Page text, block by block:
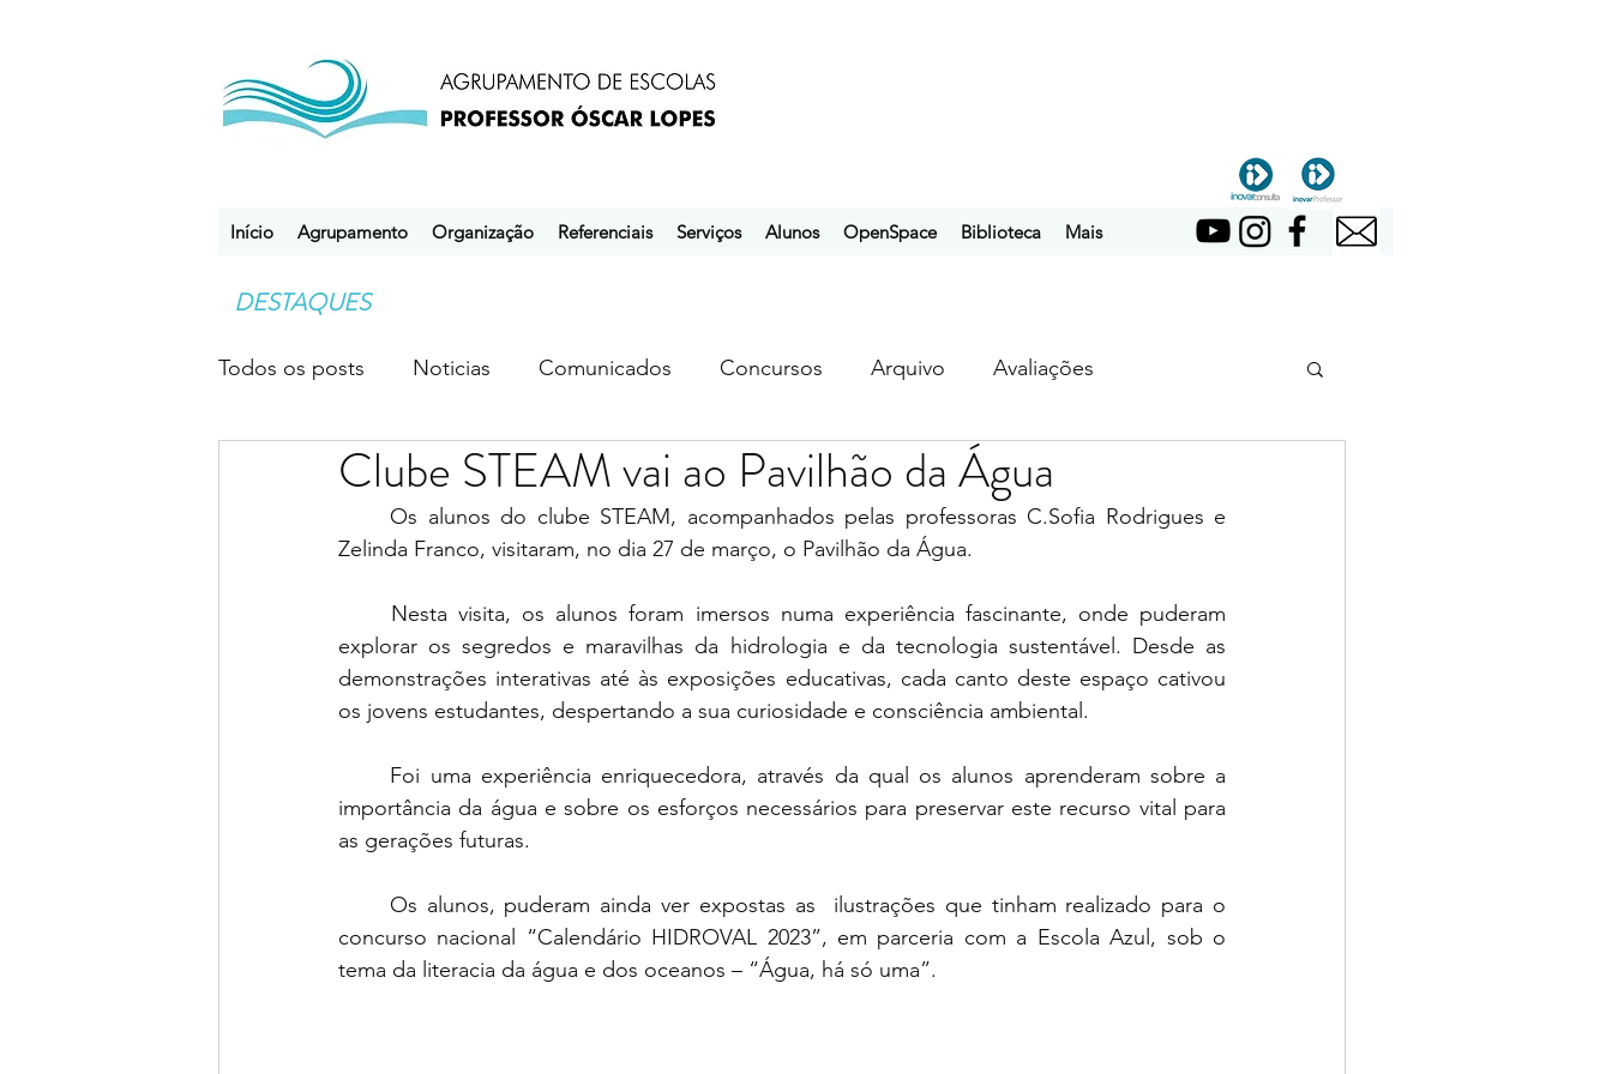
Início Agrupamento Organização Referenciais Serviços Alunos OpenSpace Biblioteca Mais
DESTAQUES
Todos os posts Noticias Comunicados Concursos Arquivo Avaliações
Desporto Escolar Clubes ebem ebpol ubuntu
Clube STEAM vai ao Pavilhão da Água
Zelinda Franco, visitaram, no dia 27 de março, o Pavilhão da Água.
explorar os segredos e maravilhas da hidrologia e da tecnologia sustentável. Desde as
demonstrações interativas até às exposições educativas, cada canto deste espaço cativou
os jovens estudantes, despertando a sua curiosidade e consciência ambiental.
importância da água e sobre os esforços necessários para preservar este recurso vital para
as gerações futuras.
concurso nacional “Calendário HIDROVAL 2023”, em parceria com a Escola Azul, sob o
tema da literacia da água e dos oceanos – “Água, há só uma”.